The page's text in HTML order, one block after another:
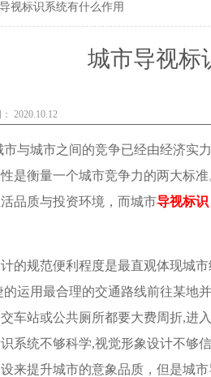
视标识系统有什么作用
城市导视标
2020.10.12
市与城市之间的竞争已经由经济实
是衡量一个城市竞争力的两大标
品质与投资环境，而城市导视标识
的规范便利程度是最直观体现城
运用最合理的交通路线前往某地
车站或公共厕所都要大费周折,进
系统不够科学,视觉形象设计不够
来提升城市的意象品质，但是城市